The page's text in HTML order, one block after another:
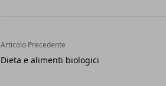
Articolo Precedente
Dieta e alimenti biologici